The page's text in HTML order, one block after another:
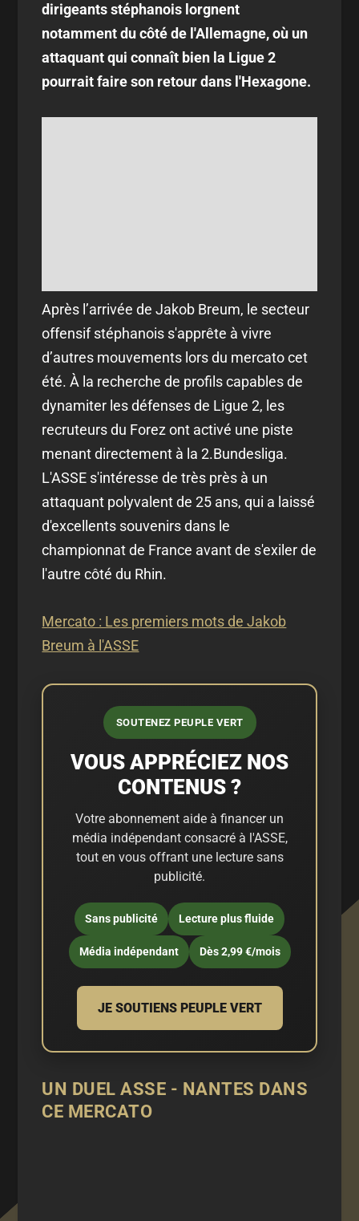
dirigeants stéphanois lorgnent
notamment du côté de l'Allemagne, où un
attaquant qui connaît bien la Ligue 2
pourrait faire son retour dans l'Hexagone.
Après l’arrivée de Jakob Breum, le secteur
offensif stéphanois s'apprête à vivre
d’autres mouvements lors du mercato cet
été. À la recherche de profils capables de
dynamiter les défenses de Ligue 2, les
recruteurs du Forez ont activé une piste
menant directement à la 2.Bundesliga.
L'ASSE s'intéresse de très près à un
attaquant polyvalent de 25 ans, qui a laissé
d'excellents souvenirs dans le
championnat de France avant de s'exiler de
l'autre côté du Rhin.
Mercato : Les premiers mots de Jakob
Breum à l'ASSE
SOUTENEZ PEUPLE VERT
VOUS APPRÉCIEZ NOS
CONTENUS ?
Votre abonnement aide à financer un
média indépendant consacré à l'ASSE,
tout en vous offrant une lecture sans
publicité.
Sans publicité Lecture plus fluide
Média indépendant Dès 2,99 €/mois
JE SOUTIENS PEUPLE VERT
UN DUEL ASSE - NANTES DANS
CE MERCATO